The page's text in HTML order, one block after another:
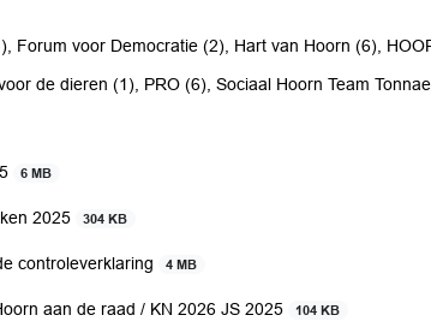
Forum voor Democratie (2), Hart van Hoorn (6),
de dieren (1), PRO (6), Sociaal Hoorn Team
6 MB
2025 304 KB
controleverklaring 4 MB
aan de raad / KN 2026 JS 2025 104 KB